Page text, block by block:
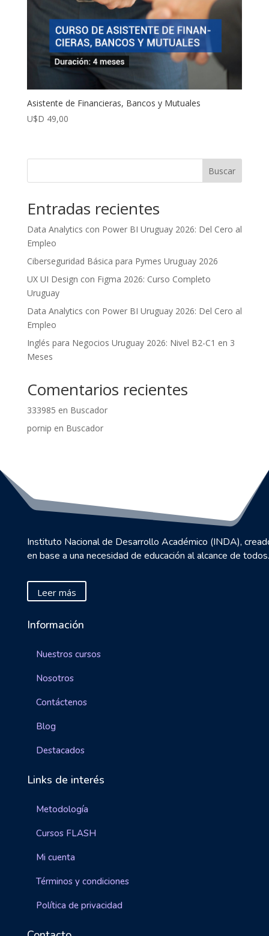
Asistente de Financieras, Bancos y Mutuales
U$D 49,00
Buscar
Entradas recientes
Data Analytics con Power BI Uruguay 2026: Del Cero al
Empleo
Ciberseguridad Básica para Pymes Uruguay 2026
UX UI Design con Figma 2026: Curso Completo
Uruguay
Data Analytics con Power BI Uruguay 2026: Del Cero al
Empleo
Inglés para Negocios Uruguay 2026: Nivel B2-C1 en 3
Meses
Comentarios recientes
333985 en Buscador
pornip en Buscador
Instituto Nacional de Desarrollo Académico (INDA),
en base a una necesidad de educación al alcance de todos.
Leer más
Información
Nuestros cursos
Nosotros
Contáctenos
Blog
Destacados
Links de interés
Metodología
Cursos FLASH
Mi cuenta
Términos y condiciones
Política de privacidad